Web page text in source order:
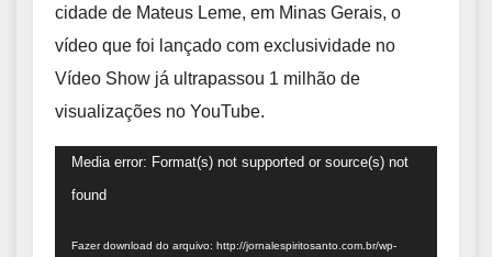
cidade de Mateus Leme, em Minas Gerais, o
vídeo que foi lançado com exclusividade no
Vídeo Show já ultrapassou 1 milhão de
visualizações no YouTube.
Tocador
de
Media error: Format(s) not supported or source(s) not
found
Fazer download do arquivo: http://jornalespiritosanto.com.br/wp-